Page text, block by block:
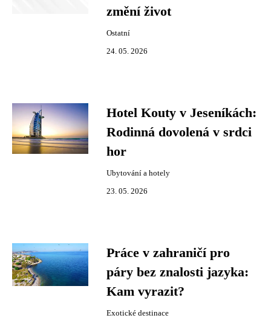
změní život
Ostatní
24. 05. 2026
Hotel Kouty v Jeseníkách:
Rodinná dovolená v srdci
hor
Ubytování a hotely
23. 05. 2026
Práce v zahraničí pro
páry bez znalosti jazyka:
Kam vyrazit?
Exotické destinace